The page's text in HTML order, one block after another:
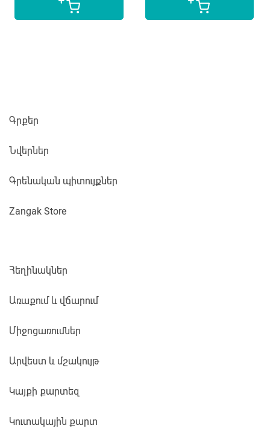
Գրքեր
Նվերներ
Գրենական պիտույքներ
Zangak Store
Հեղինակներ
Առաքում և վճարում
Միջոցառումներ
Արվեստ և մշակույթ
Կայքի քարտեզ
Կուտակային քարտ